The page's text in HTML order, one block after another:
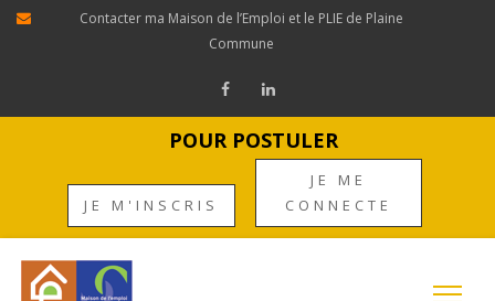
Contacter ma Maison de l’Emploi et le PLIE de Plaine
Commune
POUR POSTULER
JE M'INSCRIS
JE ME
CONNECTE